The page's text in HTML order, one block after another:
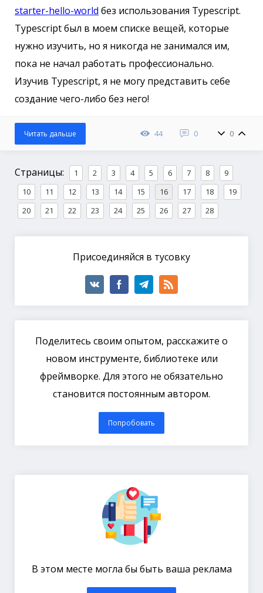
starter-hello-world без использования Typescript.
Typescript был в моем списке вещей, которые
нужно изучить, но я никогда не занимался им,
пока не начал работать профессионально.
Изучив Typescript, я не могу представить себе
создание чего-либо без него!
44 0 0
Читать дальше
Страницы: 1 2 3 4 5 6 7 8
9
10
11 12 13 14 15 16 17 18
19
20
21 22 23 24 25 26 27 28
Присоединяйся в тусовку
Поделитесь своим опытом, расскажите о
новом инструменте, библиотеке или
фреймворке. Для этого не обязательно
становится постоянным автором.
Попробовать
В этом месте могла бы быть ваша реклама